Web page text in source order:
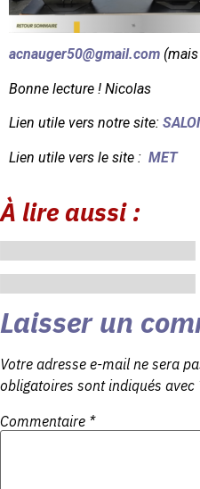
acnauger50@gmail.com
Bonne lecture ! Nicolas
Lien utile vers notre site:
Lien utile vers le site : MET
À lire aussi :
Laisser un
Votre adresse e-mail ne sera
obligatoires sont indiqués avec
Commentaire *